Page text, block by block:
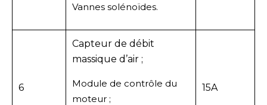
Vannes solénoïdes.
6
Capteur de débit
massique d’air ;
Module de contrôle du
moteur ;
15A